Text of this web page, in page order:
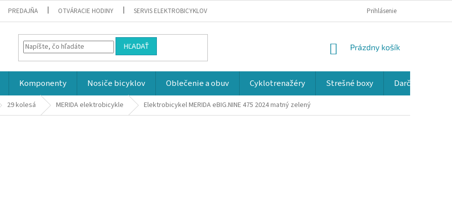
PREDAJŇA OTVÁRACIE HODINY SERVIS ELEKTROBICYKLOV Prihlásenie
HĽADAŤ
NÁKUPNÝ
Prázdny košík
Komponenty Nosiče bicyklov Oblečenie a obuv Cyklotrenažéry Strešné boxy Darčekové
29 kolesá MERIDA elektrobicykle Elektrobicykel MERIDA eBIG.NINE 475 2024matný zelený